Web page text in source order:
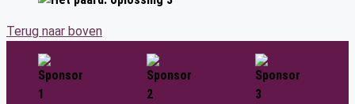
Terug naar boven